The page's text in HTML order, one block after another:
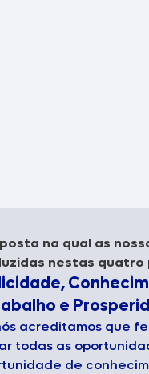
na qual as
nestas quatro
e
acreditamos que
todas as
de